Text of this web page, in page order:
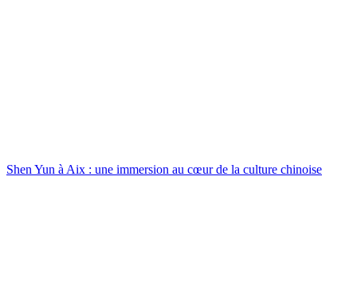
Shen Yun à Aix : une immersion au cœur de la culture chinoise